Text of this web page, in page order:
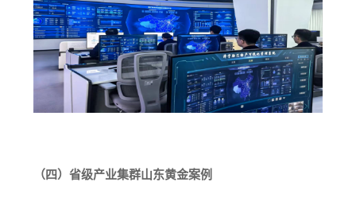
（四）省级产业集群山东黄金案例